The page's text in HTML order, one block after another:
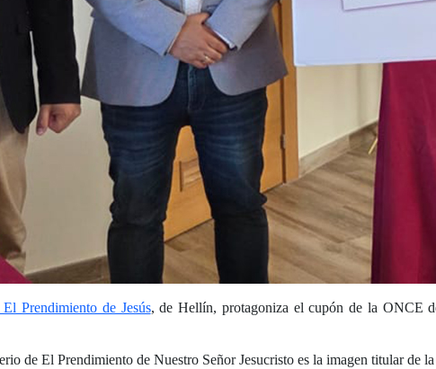
Prendimiento de Jesús, de Hellín, protagoniza el cupón de la ONCE
de El Prendimiento de Nuestro Señor Jesucristo es la imagen titular de